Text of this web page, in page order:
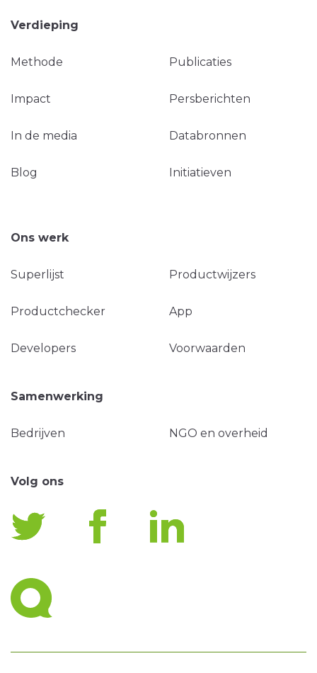
Verdieping
Methode Publicaties
Impact Persberichten
In de media Databronnen
Blog Initiatieven
Ons werk
Superlijst Productwijzers
Productchecker App
Developers Voorwaarden
Samenwerking
Bedrijven NGO en overheid
Volg ons